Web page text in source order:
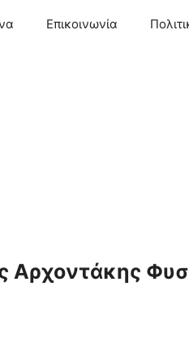
Επικοινωνία
Αρχοντάκης